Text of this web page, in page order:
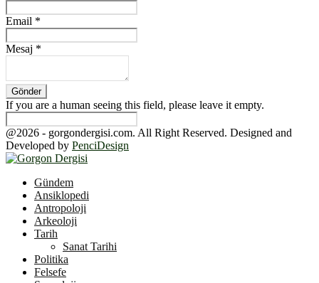
Email *
Mesaj *
If you are a human seeing this field, please leave it empty.
@2026 - gorgondergisi.com. All Right Reserved. Designed and
Developed by PenciDesign
Gündem
Ansiklopedi
Antropoloji
Arkeoloji
Tarih
Sanat Tarihi
Politika
Felsefe